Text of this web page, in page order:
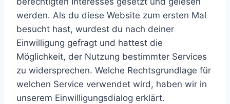
werden. Als du diese Website zum ersten Mal
besucht hast, wurdest du nach deiner
Einwilligung gefragt und hattest die
Möglichkeit, der Nutzung bestimmter Services
zu widersprechen. Welche Rechtsgrundlage für
welchen Service verwendet wird, haben wir in
unserem Einwilligungsdialog erklärt.